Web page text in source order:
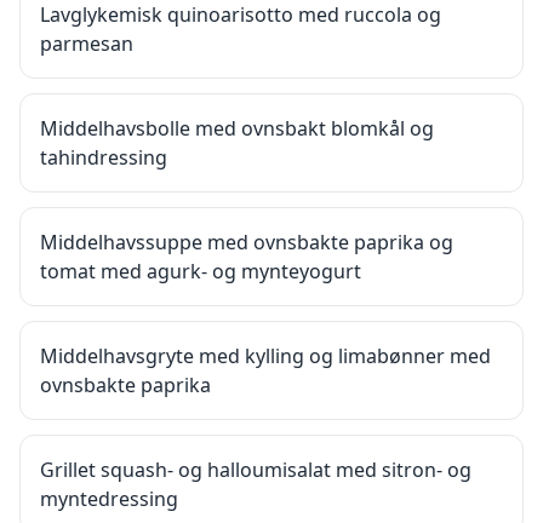
Lavglykemisk quinoarisotto med ruccola og
parmesan
Middelhavsbolle med ovnsbakt blomkål og
tahindressing
Middelhavssuppe med ovnsbakte paprika og
tomat med agurk- og mynteyogurt
Middelhavsgryte med kylling og limabønner med
ovnsbakte paprika
Grillet squash- og halloumisalat med sitron- og
myntedressing